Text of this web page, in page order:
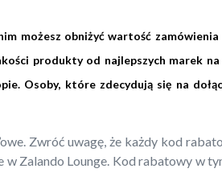
możesz obniżyć wartość
produkty od najlepszych marek
Osoby, które zdecydują się na
Zwróć uwagę, że każdy kod
w Zalando Lounge. Kod rabatowy w